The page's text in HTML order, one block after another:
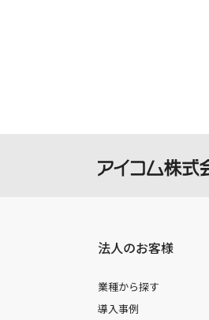
を負いませ
法人のお客様
業種から探す
導入事例